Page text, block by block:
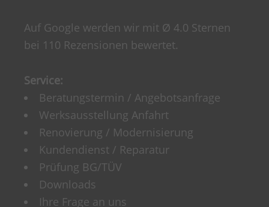
Auf Google werden wir mit Ø 4.0 Sternen
bei 110 Rezensionen bewertet.
Service:
Beratungstermin / Angebotsanfrage
Werksausstellung Anfahrt
Renovierung / Modernisierung
Kundendienst / Reparatur
Prüfung BG/TÜV
Downloads
Ihre Frage an uns